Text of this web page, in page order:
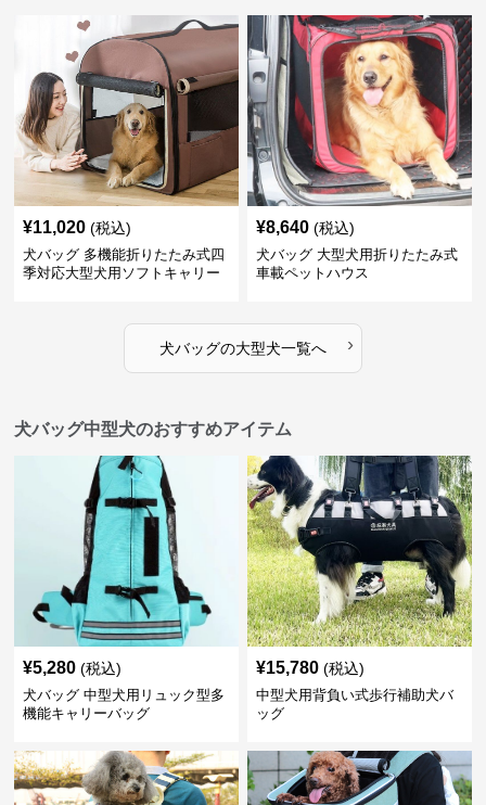
¥11,020 (税込)
犬バッグ 多機能折りたたみ式四
季対応大型犬用ソフトキャリー
¥8,640 (税込)
犬バッグ 大型犬用折りたたみ式
車載ペットハウス
犬バッグの大型犬一覧へ ›
犬バッグ中型犬のおすすめアイテム
¥5,280 (税込)
犬バッグ 中型犬用リュック型多
機能キャリーバッグ
¥15,780 (税込)
中型犬用背負い式歩行補助犬バ
ッグ